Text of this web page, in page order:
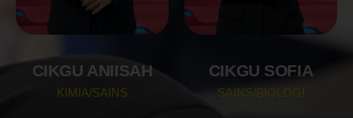
CIKGU ANIISAH
KIMIA/SAINS
CIKGU SOFIA
SAINS/BIOLOGI